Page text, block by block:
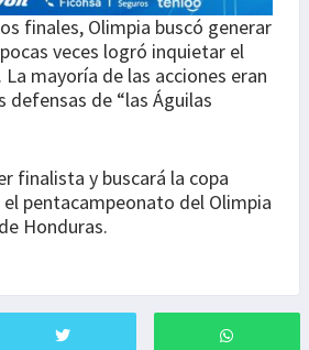
finales, Olimpia buscó generar
veces logró inquietar el
mayoría de las acciones eran
defensas de “las Águilas
finalista y buscará la copa
pentacampeonato del Olimpia
Honduras.